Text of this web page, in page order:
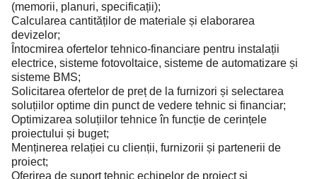
(memorii, planuri, specificații);
Calcularea cantităților de materiale și elaborarea
devizelor;
Întocmirea ofertelor tehnico-financiare pentru instalații
electrice, sisteme fotovoltaice, sisteme de automatizare și
sisteme BMS;
Solicitarea ofertelor de preț de la furnizori și selectarea
soluțiilor optime din punct de vedere tehnic si financiar;
Optimizarea soluțiilor tehnice în funcție de cerințele
proiectului și buget;
Menținerea relației cu clienții, furnizorii și partenerii de
proiect;
Oferirea de suport tehnic echipelor de proiect și